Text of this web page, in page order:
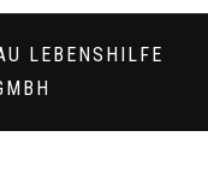
LEBENSHILFE